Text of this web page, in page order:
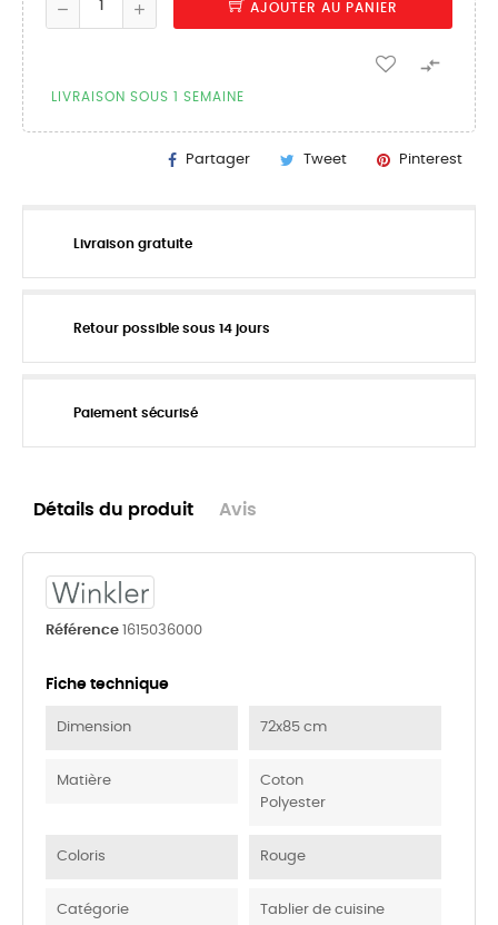
AJOUTER AU PANIER

LIVRAISON SOUS 1 SEMAINE
Partager Tweet Pinterest
Livraison gratuite
Retour possible sous 14 jours
Paiement sécurisé
Détails du produit Avis
Référence 1615036000
Fiche technique
Dimension 72x85 cm
Matière
Coton
Polyester
Coloris Rouge
Catégorie Tablier de cuisine